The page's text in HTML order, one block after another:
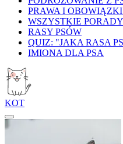
PRAWA I
WSZYSTKIE PORADY
RASY PSÓW
QUIZ: "JAKA RASA
IMIONA DLA PSA
KOT